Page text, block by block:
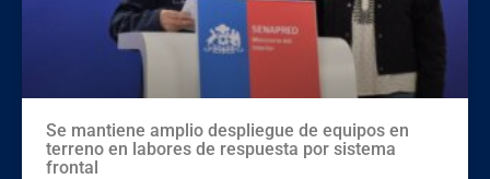
Se mantiene amplio despliegue de equipos en
terreno en labores de respuesta por sistema
frontal